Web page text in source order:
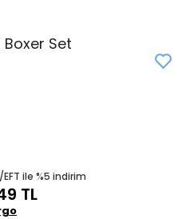
Set
ile %5 indirim
TL